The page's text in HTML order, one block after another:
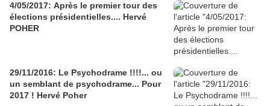
4/05/2017: Après le premier tour des
élections présidentielles.... Hervé
POHER
29/11/2016: Le Psychodrame !!!!... ou
un semblant de psychodrame... Pour
2017 ! Hervé Poher